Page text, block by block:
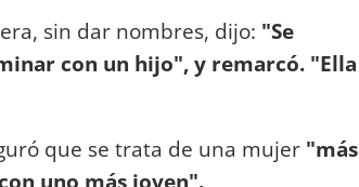
sin dar nombres, dijo: "Se
con un hijo", y remarcó. "Ella
que se trata de una mujer "más